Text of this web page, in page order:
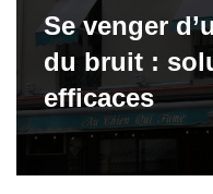
Se venger
du bruit :
efficaces